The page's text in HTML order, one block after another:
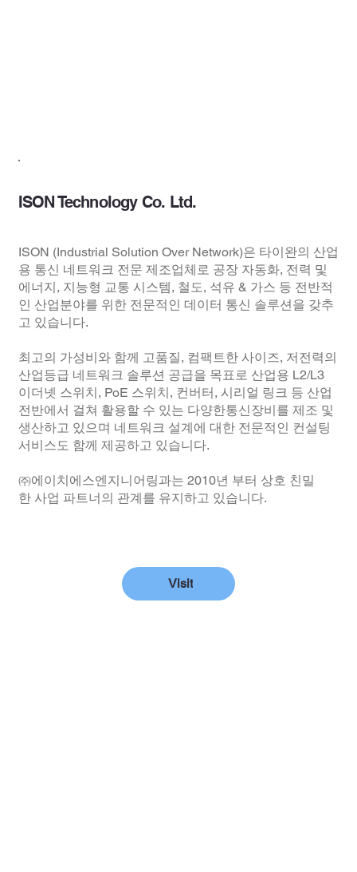
ISON Technology Co. Ltd.
ISON (Industrial Solution Over Network)은 타이완의 산업
용 통신 네트워크 전문 제조업체로 공장 자동화, 전력 및
에너지, 지능형 교통 시스템, 철도, 석유 & 가스 등 전반적
인 산업분야를 위한 전문적인 데이터 통신 솔루션을 갖추
고 있습니다.
최고의 가성비와 함께 고품질, 컴팩트한 사이즈, 저전력의
산업등급 네트워크 솔루션 공급을 목표로 산업용 L2/L3
이더넷 스위치, PoE 스위치, 컨버터, 시리얼 링크 등 산업
전반에서 걸쳐 활용할 수 있는 다양한통신장비를 제조 및
생산하고 있으며 네트워크 설계에 대한 전문적인 컨설팅
서비스도 함께 제공하고 있습니다.
㈜에이치에스엔지니어링과는 2010년 부터 상호 친밀
한 사업 파트너의 관계를 유지하고 있습니다.
Visit